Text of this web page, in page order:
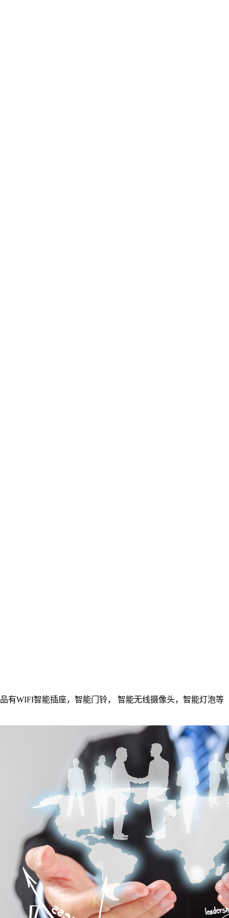
有WIFI智能插座，智能门铃， 智能无线摄像头，智能灯泡等